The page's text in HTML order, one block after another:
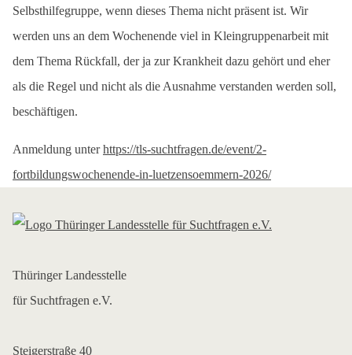
Selbsthilfegruppe, wenn dieses Thema nicht präsent ist. Wir
werden uns an dem Wochenende viel in Kleingruppenarbeit mit
dem Thema Rückfall, der ja zur Krankheit dazu gehört und eher
als die Regel und nicht als die Ausnahme verstanden werden soll,
beschäftigen.
Anmeldung unterhttps://tls-suchtfragen.de/event/2-
fortbildungswochenende-in-luetzensoemmern-2026/
Thüringer Landesstelle
für Suchtfragen e.V.
Steigerstraße 40